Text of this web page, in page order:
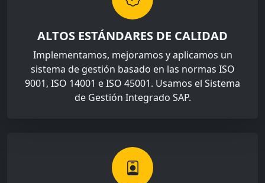
ALTOS ESTÁNDARES DE CALIDAD
Implementamos, mejoramos y aplicamos un
sistema de gestión basado en las normas ISO
9001, ISO 14001 e ISO 45001. Usamos el Sistema
de Gestión Integrado SAP.